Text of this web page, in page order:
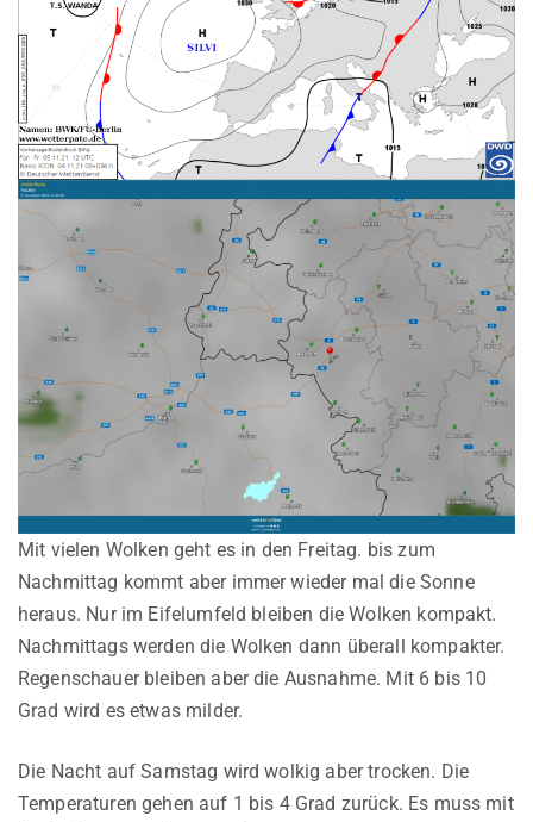
Mit vielen Wolken geht es in den Freitag. bis zum
Nachmittag kommt aber immer wieder mal die Sonne
heraus. Nur im Eifelumfeld bleiben die Wolken kompakt.
Nachmittags werden die Wolken dann überall kompakter.
Regenschauer bleiben aber die Ausnahme. Mit 6 bis 10
Grad wird es etwas milder.
Die Nacht auf Samstag wird wolkig aber trocken. Die
Temperaturen gehen auf 1 bis 4 Grad zurück. Es muss mit